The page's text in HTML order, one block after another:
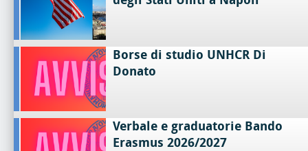
Borse di studio UNHCR Di
Donato
Verbale e graduatorie Bando
Erasmus 2026/2027